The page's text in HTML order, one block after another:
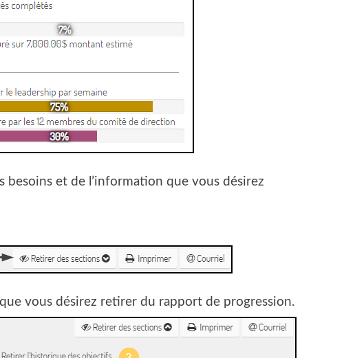
et de l’information que vous désirez
vous désirez retirer du rapport de progression.